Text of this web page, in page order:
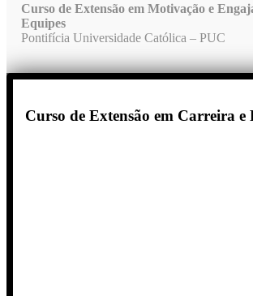
Curso de Extensão em Motivação e
Equipes
Pontifícia Universidade Católica – PUC
Curso de Extensão em Carreira e